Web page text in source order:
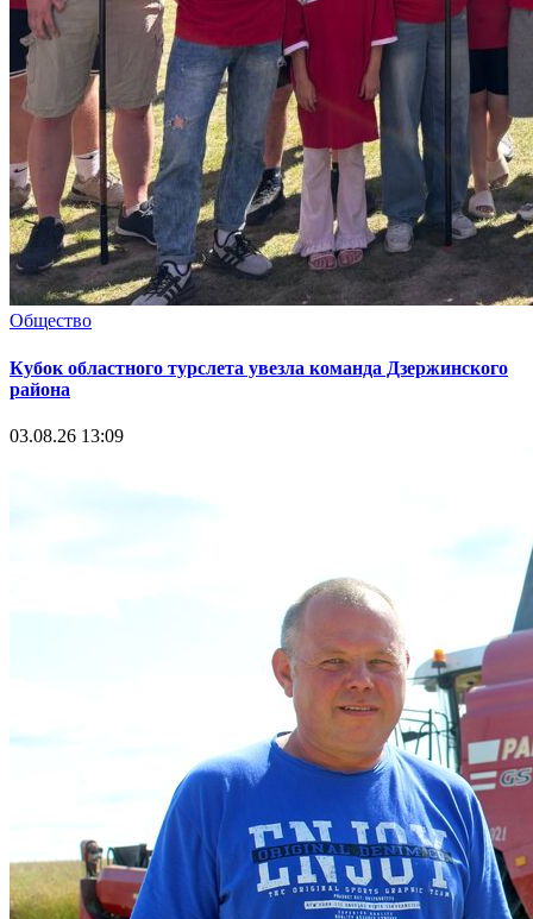
Общество
Кубок областного турслета увезла команда Дзержинского
района
03.08.26 13:09